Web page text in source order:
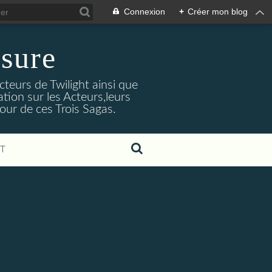
Connexion + Créer mon blog
de Twilight ainsi que
sur les Acteurs,leurs
de ces Trois Sagas.